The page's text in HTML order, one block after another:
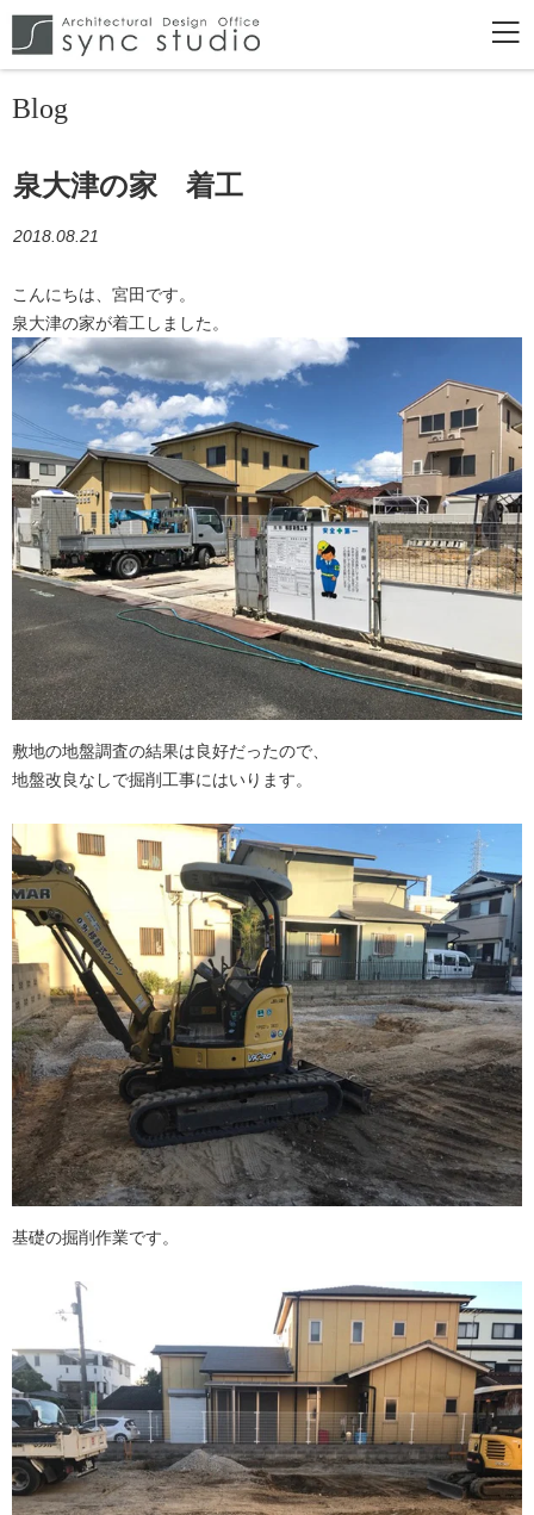
Blog
泉大津の家 着工
2018.08.21
こんにちは、宮田です。
泉大津の家が着工しました。
敷地の地盤調査の結果は良好だったので、
地盤改良なしで掘削工事にはいります。
基礎の掘削作業です。